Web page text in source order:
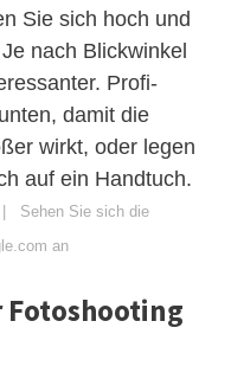
Sie sich hoch und
nach Blickwinkel
Profi-
damit die
wirkt, oder legen
auf ein Handtuch.
Sehen Sie sich die
an